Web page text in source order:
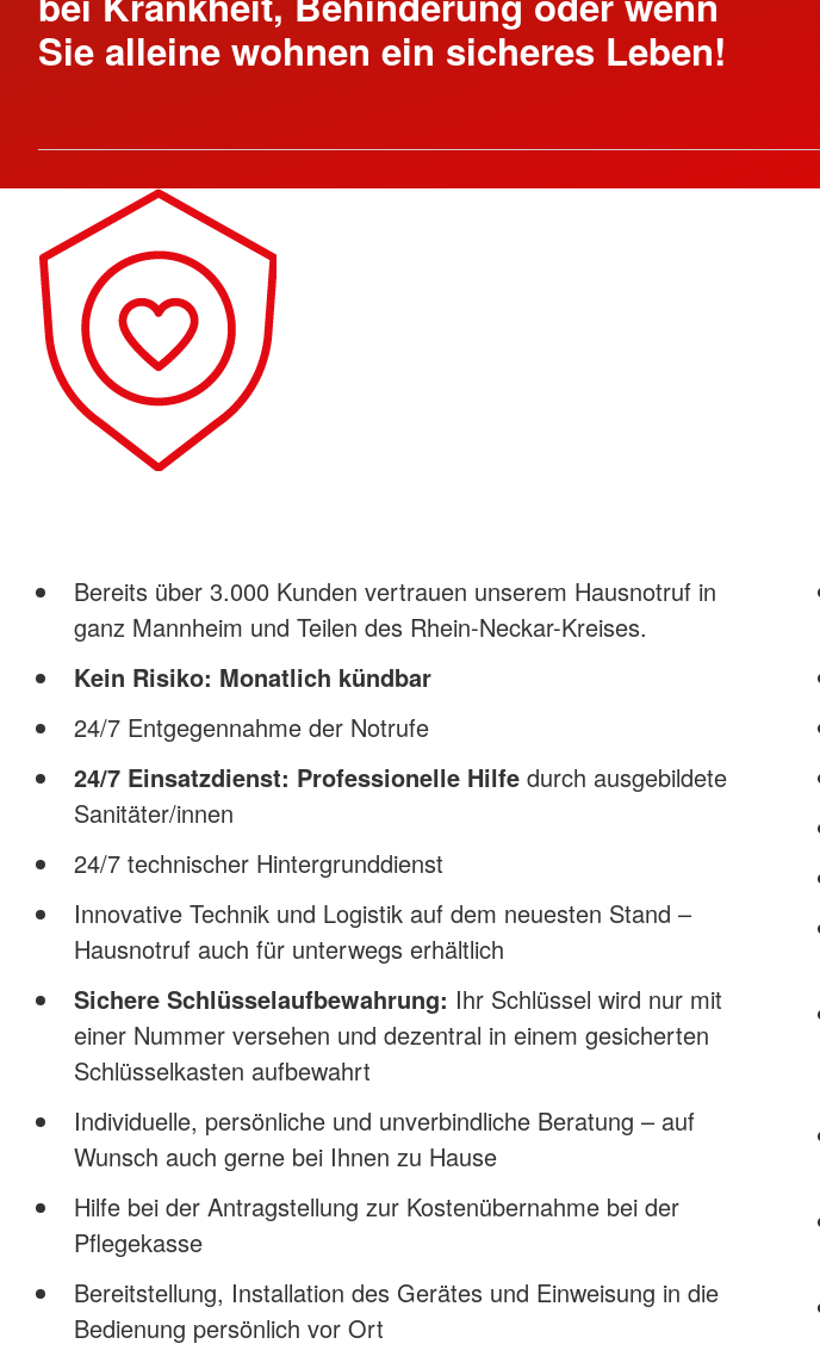
Sie alleine wohnen ein sicheres Leben!
Bereits über 3.000 Kunden vertrauen unserem Hausnotruf in
ganz Mannheim und Teilen des Rhein-Neckar-Kreises.
Kein Risiko: Monatlich kündbar
24/7 Entgegennahme der Notrufe
24/7 Einsatzdienst: Professionelle Hilfe durch ausgebildete
Sanitäter/innen
24/7 technischer Hintergrunddienst
Innovative Technik und Logistik auf dem neuesten Stand –
Hausnotruf auch für unterwegs erhältlich
Sichere Schlüsselaufbewahrung: Ihr Schlüssel wird nur mit
einer Nummer versehen und dezentral in einem gesicherten
Schlüsselkasten aufbewahrt
Individuelle, persönliche und unverbindliche Beratung – auf
Wunsch auch gerne bei Ihnen zu Hause
Hilfe bei der Antragstellung zur Kostenübernahme bei der
Pflegekasse
Bereitstellung, Installation des Gerätes und Einweisung in die
Bedienung persönlich vor Ort